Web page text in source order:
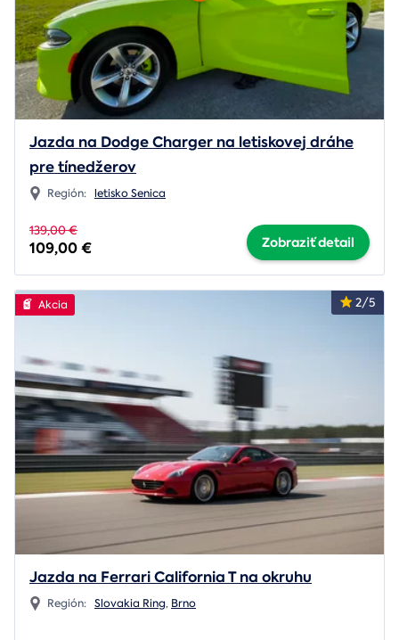
Jazda na Dodge Charger na letiskovej dráhe
pre tínedžerov
Región: letisko Senica
139,00 €
109,00 € Zobraziť detail
2/5
Akcia
Jazda na Ferrari California T na okruhu
Región: Slovakia Ring, Brno